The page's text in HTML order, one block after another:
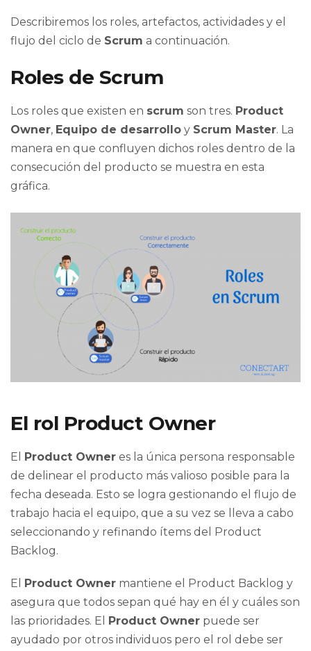
Describiremos los roles, artefactos, actividades y el
flujo del ciclo de Scrum a continuación.
Roles de Scrum
Los roles que existen en scrum son tres. Product
Owner, Equipo de desarrollo y Scrum Master. La
manera en que confluyen dichos roles dentro de la
consecución del producto se muestra en esta
gráfica.
El rol Product Owner
El Product Owner es la única persona responsable
de delinear el producto más valioso posible para la
fecha deseada. Esto se logra gestionando el flujo de
trabajo hacia el equipo, que a su vez se lleva a cabo
seleccionando y refinando ítems del Product
Backlog.
El Product Owner mantiene el Product Backlog y
asegura que todos sepan qué hay en él y cuáles son
las prioridades. El Product Owner puede ser
ayudado por otros individuos pero el rol debe ser